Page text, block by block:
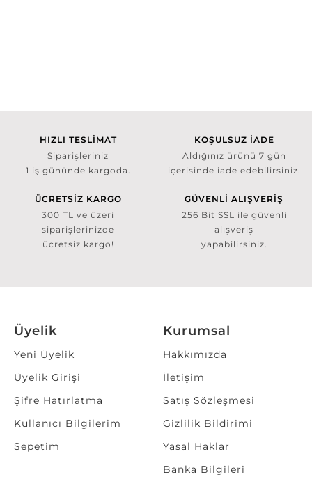
HIZLI TESLİMAT
Siparişleriniz
1 iş gününde kargoda.
KOŞULSUZ İADE
Aldığınız ürünü 7 gün
içerisinde iade edebilirsiniz.
ÜCRETSİZ KARGO
300 TL ve üzeri
siparişlerinizde
ücretsiz kargo!
GÜVENLİ ALIŞVERİŞ
256 Bit SSL ile güvenli
alışveriş
yapabilirsiniz.
Üyelik
Yeni Üyelik
Üyelik Girişi
Şifre Hatırlatma
Kullanıcı Bilgilerim
Sepetim
Kurumsal
Hakkımızda
İletişim
Satış Sözleşmesi
Gizlilik Bildirimi
Yasal Haklar
Banka Bilgileri